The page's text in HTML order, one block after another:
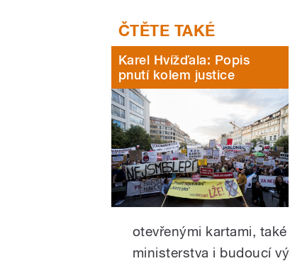
Karel Hvížďala: Popis
pnutí kolem justice
otevřenými kartami,
ministerstva i budoucí